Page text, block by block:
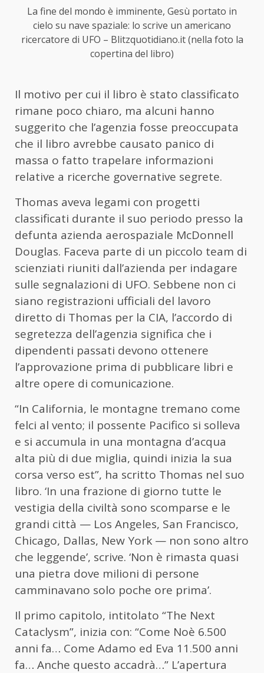
La fine del mondo è imminente, Gesù portato in
cielo su nave spaziale: lo scrive un americano
ricercatore di UFO – Blitzquotidiano.it (nella foto la
copertina del libro)
Il motivo per cui il libro è stato classificato
rimane poco chiaro, ma alcuni hanno
suggerito che l’agenzia fosse preoccupata
che il libro avrebbe causato panico di
massa o fatto trapelare informazioni
relative a ricerche governative segrete.
Thomas aveva legami con progetti
classificati durante il suo periodo presso la
defunta azienda aerospaziale McDonnell
Douglas. Faceva parte di un piccolo team di
scienziati riuniti dall’azienda per indagare
sulle segnalazioni di UFO. Sebbene non ci
siano registrazioni ufficiali del lavoro
diretto di Thomas per la CIA, l’accordo di
segretezza dell’agenzia significa che i
dipendenti passati devono ottenere
l’approvazione prima di pubblicare libri e
altre opere di comunicazione.
“In California, le montagne tremano come
felci al vento; il possente Pacifico si solleva
e si accumula in una montagna d’acqua
alta più di due miglia, quindi inizia la sua
corsa verso est”, ha scritto Thomas nel suo
libro. ‘In una frazione di giorno tutte le
vestigia della civiltà sono scomparse e le
grandi città — Los Angeles, San Francisco,
Chicago, Dallas, New York — non sono altro
che leggende’, scrive. ‘Non è rimasta quasi
una pietra dove milioni di persone
camminavano solo poche ore prima’.
Il primo capitolo, intitolato “The Next
Cataclysm”, inizia con: “Come Noè 6.500
anni fa… Come Adamo ed Eva 11.500 anni
fa… Anche questo accadrà…” L’apertura